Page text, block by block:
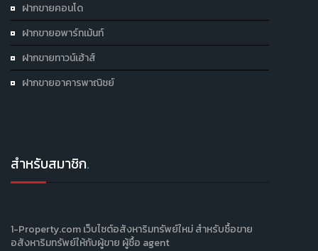
ฝากขายคอนโด
ฝากขายอพาร์ทเม้นท์
ฝากขายทาวน์เฮ้าส์
ฝากขายอาคารพาณิชย์
สำหรับสมาชิก.
1-Property.com เว็บไซต์อสังหาริมทรัพย์ใหม่ สำหรับซื้อขาย
อสังหาริมทรัพย์ให้กับผู้ขาย ผู้ซื้อ agent